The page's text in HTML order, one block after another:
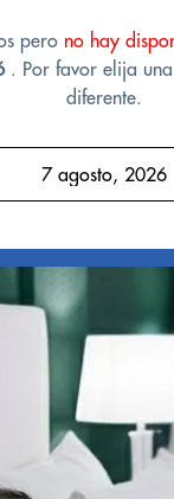
pero no hay
. Por favor elija
diferente.